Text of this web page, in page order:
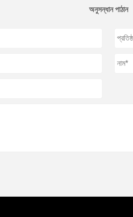
অনুসন্ধান পাঠান